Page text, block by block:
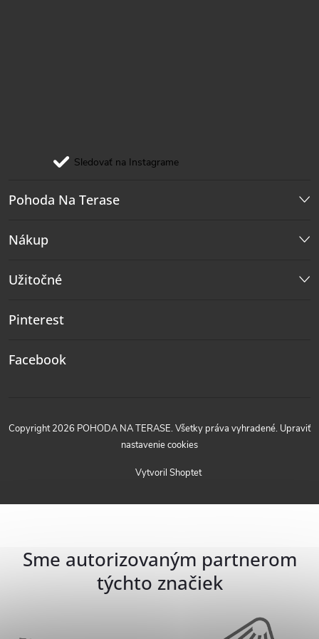
Sledovať na Instagrame
Pohoda Na Terase
Nákup
Užitočné
Pinterest
Facebook
Vytvoril Shoptet
Copyright 2026 POHODA NA TERASE. Všetky práva vyhradené. Upraviť
nastavenie cookies
Sme autorizovaným partnerom
týchto značiek